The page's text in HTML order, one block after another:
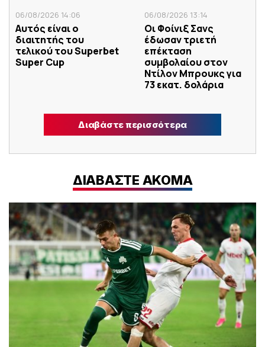
06/08/2026 14:06
Αυτός είναι ο
διαιτητής του
τελικού του Superbet
Super Cup
06/08/2026 13:14
Οι Φοίνιξ Σανς
έδωσαν τριετή
επέκταση
συμβολαίου στον
Ντίλον Μπρουκς για
73 εκατ. δολάρια
Διαβάστε περισσότερα
ΔΙΑΒΑΣΤΕ ΑΚΟΜΑ